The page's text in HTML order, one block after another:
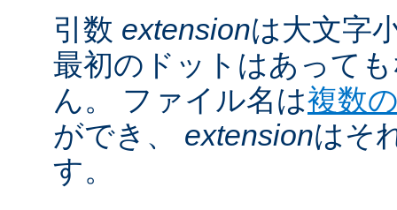
引数 extensionは大文字
最初のドットはあって
ん。 ファイル名は複数
ができ、 extensionはそ
す。